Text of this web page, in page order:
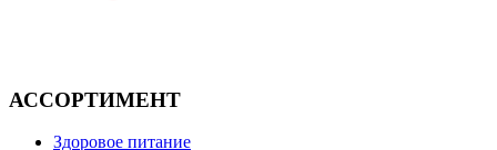
АССОРТИМЕНТ
Здоровое питание